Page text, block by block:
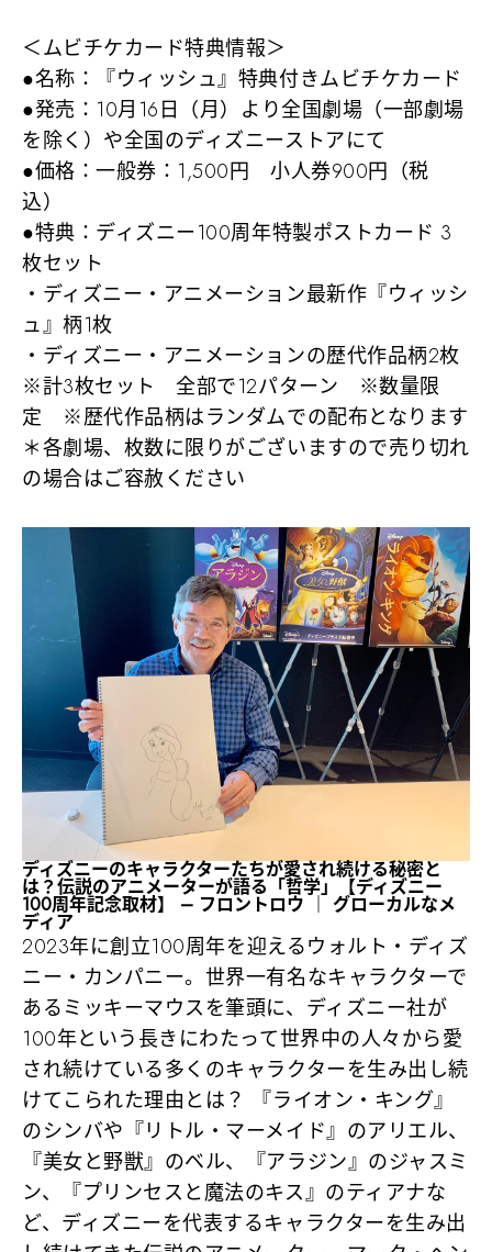
＜ムビチケカード特典情報＞
●名称：『ウィッシュ』特典付きムビチケカード
●発売：10月16日（月）より全国劇場（一部劇場
を除く）や全国のディズニーストアにて
●価格：一般券：1,500円 小人券900円（税
込）
●特典：ディズニー100周年特製ポストカード 3
枚セット
・ディズニー・アニメーション最新作『ウィッシ
ュ』柄1枚
・ディズニー・アニメーションの歴代作品柄2枚
※計3枚セット 全部で12パターン ※数量限
定 ※歴代作品柄はランダムでの配布となります
＊各劇場、枚数に限りがございますので売り切れ
の場合はご容赦ください
ディズニーのキャラクターたちが愛され続ける秘密と
は？伝説のアニメーターが語る「哲学」【ディズニー
100周年記念取材】 – フロントロウ ｜ グローカルなメ
ディア
2023年に創立100周年を迎えるウォルト・ディズ
ニー・カンパニー。世界一有名なキャラクターで
あるミッキーマウスを筆頭に、ディズニー社が
100年という長きにわたって世界中の人々から愛
され続けている多くのキャラクターを生み出し続
けてこられた理由とは？ 『ライオン・キング』
のシンバや『リトル・マーメイド』のアリエル、
『美女と野獣』のベル、『アラジン』のジャスミ
ン、『プリンセスと魔法のキス』のティアナな
ど、ディズニーを代表するキャラクターを生み出